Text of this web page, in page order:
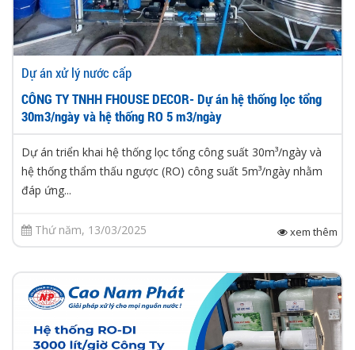
Dự án xử lý nước cấp
CÔNG TY TNHH FHOUSE DECOR- Dự án hệ thống lọc tổng
30m3/ngày và hệ thống RO 5 m3/ngày
Dự án triển khai hệ thống lọc tổng công suất 30m³/ngày và
hệ thống thẩm thấu ngược (RO) công suất 5m³/ngày nhằm
đáp ứng...
Thứ năm, 13/03/2025 xem thêm